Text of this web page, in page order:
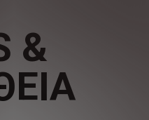
&